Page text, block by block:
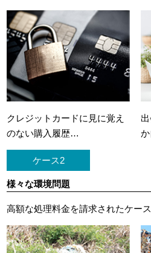
クレジットカードに 見に覚え
のない購入履歴…
ケース2
様々な環境問題
高額な処理料金を請求されたケー